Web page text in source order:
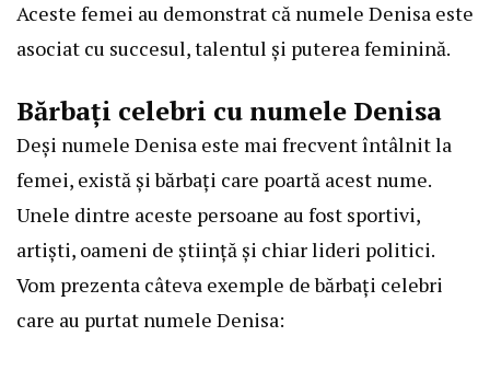
Aceste femei au demonstrat că numele Denisa este
asociat cu succesul, talentul și puterea feminină.
Bărbați celebri cu numele Denisa
Deși numele Denisa este mai frecvent întâlnit la
femei, există și bărbați care poartă acest nume.
Unele dintre aceste persoane au fost sportivi,
artiști, oameni de știință și chiar lideri politici.
Vom prezenta câteva exemple de bărbați celebri
care au purtat numele Denisa: